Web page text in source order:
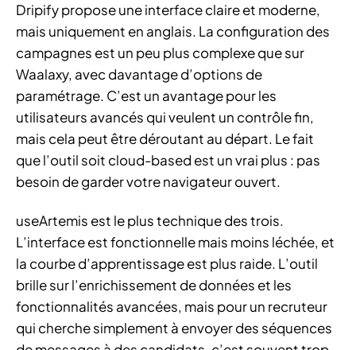
Dripify propose une interface claire et moderne,
mais uniquement en anglais. La configuration des
campagnes est un peu plus complexe que sur
Waalaxy, avec davantage d’options de
paramétrage. C’est un avantage pour les
utilisateurs avancés qui veulent un contrôle fin,
mais cela peut être déroutant au départ. Le fait
que l’outil soit cloud-based est un vrai plus : pas
besoin de garder votre navigateur ouvert.
useArtemis est le plus technique des trois.
L’interface est fonctionnelle mais moins léchée, et
la courbe d’apprentissage est plus raide. L’outil
brille sur l’enrichissement de données et les
fonctionnalités avancées, mais pour un recruteur
qui cherche simplement à envoyer des séquences